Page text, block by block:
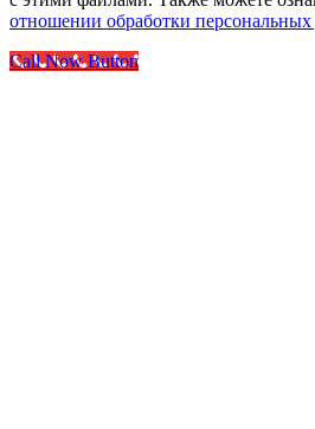
отношении обработки
Call Now Button